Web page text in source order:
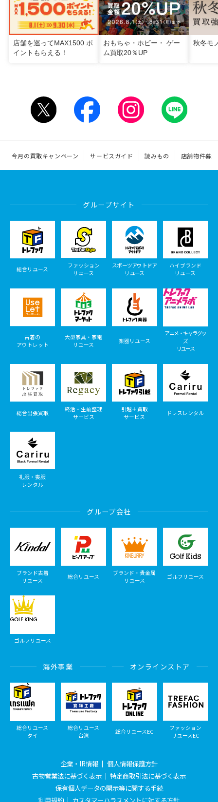
店舗を巡ってMAX1500 ポ
イントもらえる！
おもちゃ・ホビー・ ゲー
ム買取20％UP
秋冬モ
今月の買取キャンペーン サービスガイド 読みもの 店舗物件募集
グループサイト
総合リユース
ファッション
リユース
スポーツアウトドア
リユース
ハイブランド
リユース
古着の
アウトレット
大型家具・家電
リユース
楽器リユース
アニメ・キャラグッ
ズ
リユース
総合出張買取
終活・生前整理
サービス
引越＋買取
サービス
ドレスレンタル
礼服・喪服
レンタル
グループ会社
ブランド古着
リユース
総合リユース
ブランド・貴金属
リユース
ゴルフリユース
ゴルフリユース
海外事業
総合リユース
タイ
総合リユース
台湾
オンラインストア
総合リユースEC
ファッション
リユースEC
企業・IR情報
個人情報保護方針
古物営業法に基づく表示
特定商取引法に基づく表示
保有個人データの開示等に関する手続
利用規約
カスタマーハラスメントに対する方針